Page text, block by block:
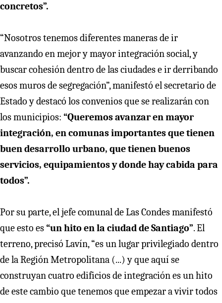
concretos”.
“Nosotros tenemos diferentes maneras de ir
avanzando en mejor y mayor integración social, y
buscar cohesión dentro de las ciudades e ir derribando
esos muros de segregación”, manifestó el secretario de
Estado y destacó los convenios que se realizarán con
los municipios: “Queremos avanzar en mayor
integración, en comunas importantes que tienen
buen desarrollo urbano, que tienen buenos
servicios, equipamientos y donde hay cabida para
todos”.
Por su parte, el jefe comunal de Las Condes manifestó
que esto es“un hito en la ciudad de Santiago”. El
terreno, precisó Lavín, “es un lugar privilegiado dentro
de la Región Metropolitana (...) y que aquí se
construyan cuatro edificios de integración es un hito
de este cambio que tenemos que empezar a vivir todos